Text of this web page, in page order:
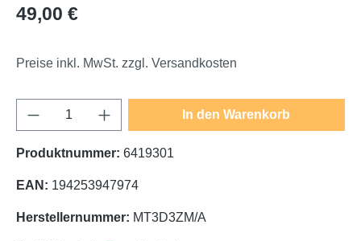
Regulärer Preis:
49,00 €
Preise inkl. MwSt. zzgl. Versandkosten
Produkt Anzahl: Gib den gewünschten
In den Warenkorb
Produktnummer: 6419301
EAN: 194253947974
Herstellernummer: MT3D3ZM/A